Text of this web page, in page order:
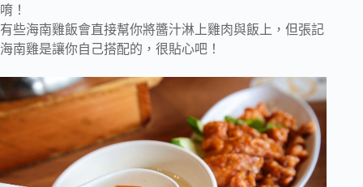
唷！
有些海南雞飯會直接幫你將醬汁淋上雞肉與飯上，但張記
海南雞是讓你自己搭配的，很貼心吧！